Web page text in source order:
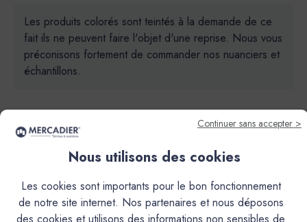
Les produits colorés sont teintés à la demande de ce
fait ils ne peuvent faire l'objet d'une reprise. Nous vous
préconisons fortement de commander nos nuanciers et
échantillons.
Descriptif
Caractéristiques
Continuer sans accepter >
Nous utilisons des cookies
Les cookies sont importants pour le bon fonctionnement
de notre site internet. Nos partenaires et nous déposons
des cookies et utilisons des informations non sensibles de